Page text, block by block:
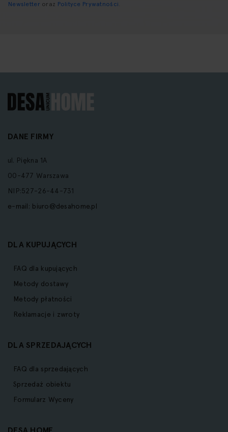
Newsletter oraz Polityce Prywatności.
DANE FIRMY
ul. Piękna 1A
00-477 Warszawa
NIP:527-26-44-731
e-mail: biuro@desahome.pl
DLA KUPUJĄCYCH
FAQ dla kupujących
Metody dostawy
Metody płatności
Reklamacje i zwroty
DLA SPRZEDAJĄCYCH
FAQ dla sprzedających
Sprzedaż obiektu
Formularz Wyceny